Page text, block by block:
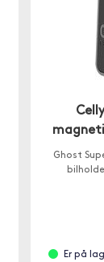
Ghost
Er på